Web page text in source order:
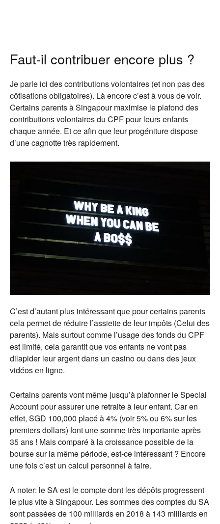
Faut-il contribuer encore plus ?
Je parle ici des contributions volontaires (et non pas des
côtisations obligatoires). Là encore c’est à vous de voir.
Certains parents à Singapour maximise le plafond des
contributions volontaires du CPF pour leurs enfants
chaque année. Et ce afin que leur progéniture dispose
d’une cagnotte très rapidement.
C’est d’autant plus intéressant que pour certains parents
cela permet de réduire l’assiette de leur impôts (Celui des
parents). Mais surtout comme l’usage des fonds du CPF
est limité, cela garantit que vos enfants ne vont pas
dilapider leur argent dans un casino ou dans des jeux
vidéos en ligne.
Certains parents vont même jusqu’à plafonner le Special
Account pour assurer une retraite à leur enfant. Car en
effet, SGD 100,000 placé à 4% (voir 5% ou 6% sur les
premiers dollars) font une somme très importante après
35 ans ! Mais comparé à la croissance possible de la
bourse sur la même période, est-ce intéressant ? Encore
une fois c’est un calcul personnel à faire.
A noter: le SA est le compte dont les dépôts progressent
le plus vite à Singapour. Les sommes des comptes du SA
sont passées de 100 milliards en 2018 à 143 milliards en